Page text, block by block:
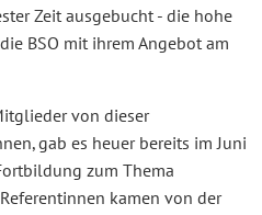
Zeit ausgebucht - die hohe
BSO mit ihrem Angebot am
von dieser
gab es heuer bereits im Juni
zum Thema
kamen von der